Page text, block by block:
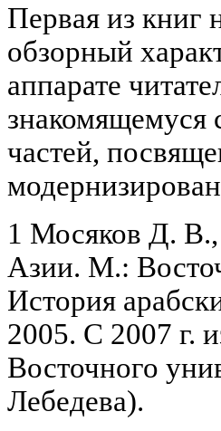
Первая из книг
обзорный
аппарате
знакомящемуся
частей,
1 Мосяков Д.
Азии. М.:
История
2005. С 2007 г.
Восточного
Лебедева).